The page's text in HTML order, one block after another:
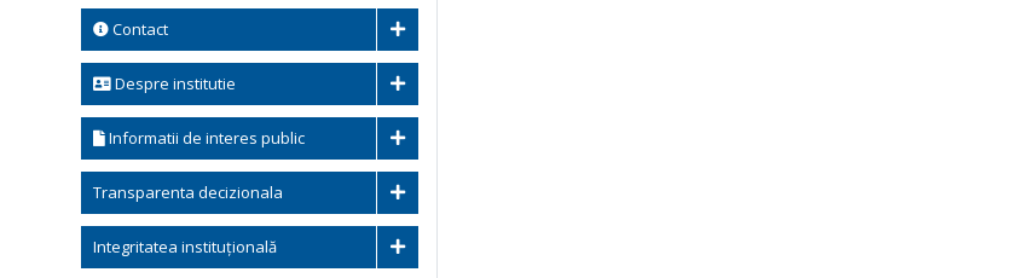
Contact
Despre institutie
Informatii de interes public
Transparenta decizionala
Integritatea instituțională